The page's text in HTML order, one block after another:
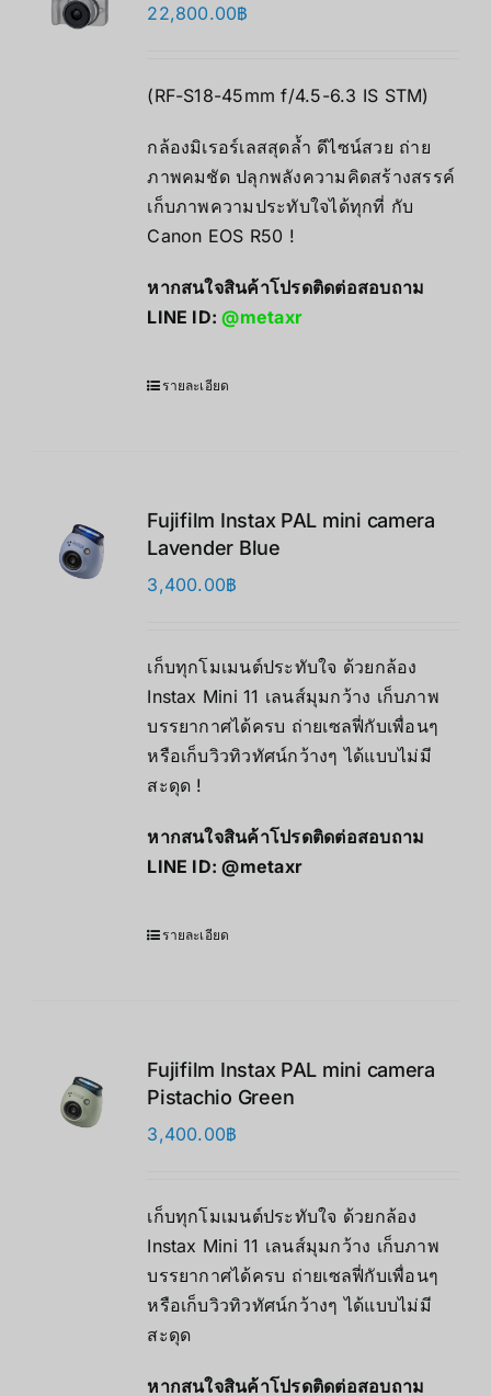
22,800.00฿
(RF-S18-45mm f/4.5-6.3 IS STM)
กล้องมิเรอร์เลสสุดล้ำ ดีไซน์สวย ถ่าย
ภาพคมชัด ปลุกพลังความคิดสร้างสรรค์
เก็บภาพความประทับใจได้ทุกที่ กับ
Canon EOS R50 !
หากสนใจสินค้าโปรดติดต่อสอบถาม
LINE ID:@metaxr
รายละเอียด
Fujifilm Instax PAL mini camera
Lavender Blue
3,400.00฿
เก็บทุกโมเมนต์ประทับใจ ด้วยกล้อง
Instax Mini 11 เลนส์มุมกว้าง เก็บภาพ
บรรยากาศได้ครบ ถ่ายเซลฟี่กับเพื่อนๆ
หรือเก็บวิวทิวทัศน์กว้างๆ ได้แบบไม่มี
สะดุด !
หากสนใจสินค้าโปรดติดต่อสอบถาม
LINE ID:@metaxr
รายละเอียด
Fujifilm Instax PAL mini camera
Pistachio Green
3,400.00฿
เก็บทุกโมเมนต์ประทับใจ ด้วยกล้อง
Instax Mini 11 เลนส์มุมกว้าง เก็บภาพ
บรรยากาศได้ครบ ถ่ายเซลฟี่กับเพื่อนๆ
หรือเก็บวิวทิวทัศน์กว้างๆ ได้แบบไม่มี
สะดุด
หากสนใจสินค้าโปรดติดต่อสอบถาม